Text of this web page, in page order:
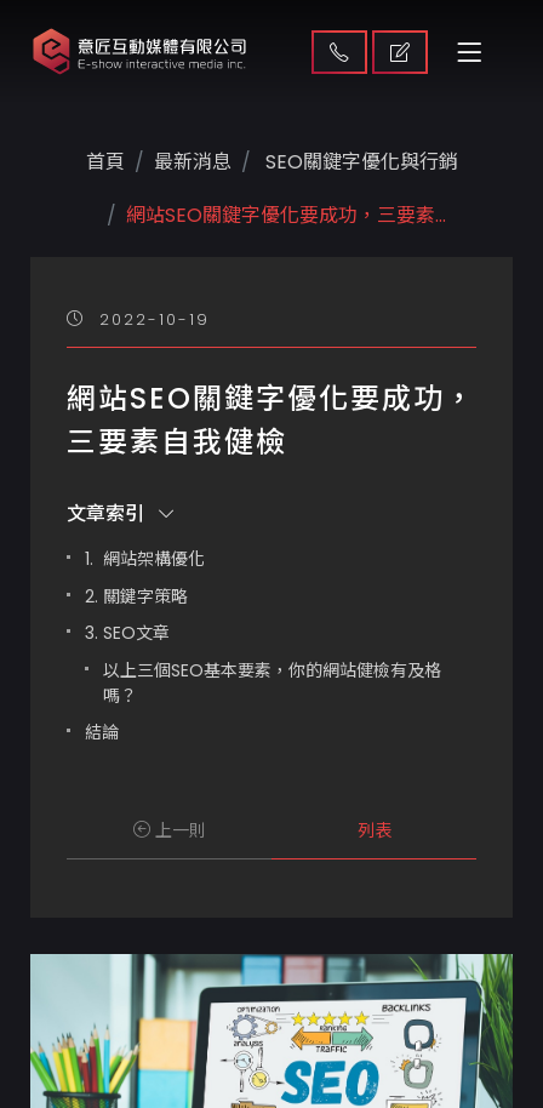
首頁 最新消息
SEO關鍵字優化與行銷
網站SEO關鍵字優化要成功，三要素...
2022-10-19
網站SEO關鍵字優化要成功，
三要素自我健檢
文章索引
1. 網站架構優化
2. 關鍵字策略
3. SEO文章
以上三個SEO基本要素，你的網站健檢有及格
嗎？
結論
上一則 列表